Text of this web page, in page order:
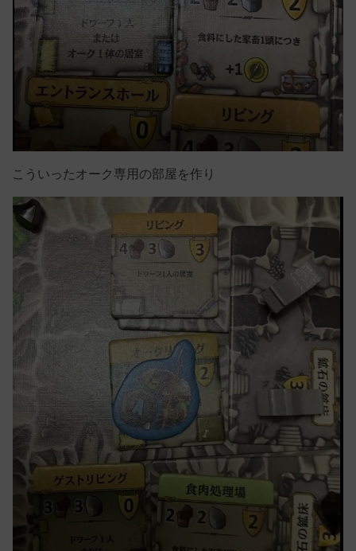
こういったオーク専用の部屋を作り